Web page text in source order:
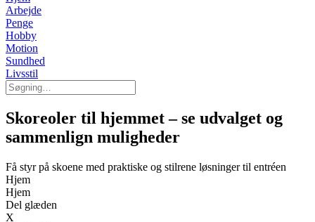
Arbejde
Penge
Hobby
Motion
Sundhed
Livsstil
Skoreoler til hjemmet – se udvalget og
sammenlign muligheder
Få styr på skoene med praktiske og stilrene løsninger til entréen
Hjem
Hjem
Del glæden
X